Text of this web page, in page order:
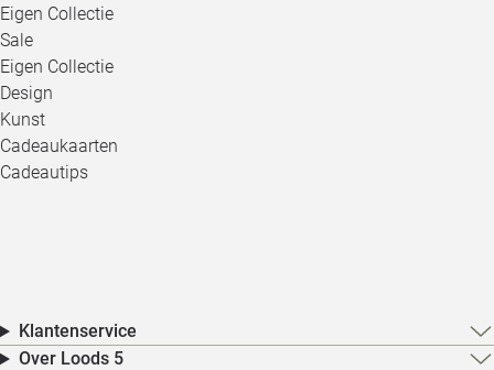
Eigen Collectie
Sale
Eigen Collectie
Design
Kunst
Cadeaukaarten
Cadeautips
Klantenservice
Over Loods 5